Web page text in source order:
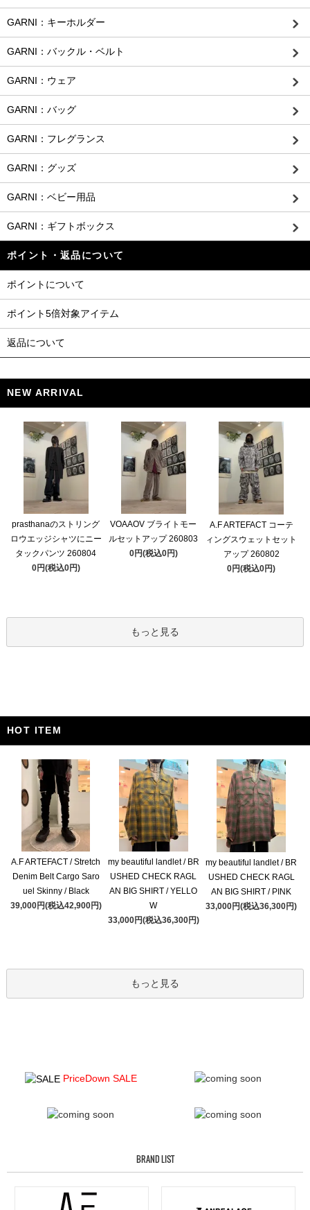
GARNI：キーホルダー
GARNI：バックル・ベルト
GARNI：ウェア
GARNI：バッグ
GARNI：フレグランス
GARNI：グッズ
GARNI：ベビー用品
GARNI：ギフトボックス
ポイント・返品について
ポイントについて
ポイント5倍対象アイテム
返品について
NEW ARRIVAL
prasthanaのストリング
ロウエッジシャツにニー
タックパンツ 260804
0円(税込0円)
VOAAOV ブライトモー
ルセットアップ 260803
0円(税込0円)
A.F ARTEFACT コーテ
ィングスウェットセット
アップ 260802
0円(税込0円)
もっと見る
HOT ITEM
A.F ARTEFACT / Stretch
Denim Belt Cargo Saro
uel Skinny / Black
39,000円(税込42,900円)
my beautiful landlet / BR
USHED CHECK RAGL
AN BIG SHIRT / YELLO
W
33,000円(税込36,300円)
my beautiful landlet / BR
USHED CHECK RAGL
AN BIG SHIRT / PINK
33,000円(税込36,300円)
もっと見る
PriceDown SALE
BRAND LIST